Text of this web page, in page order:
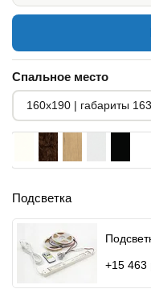
Спальное место
Подсветка
+15 463